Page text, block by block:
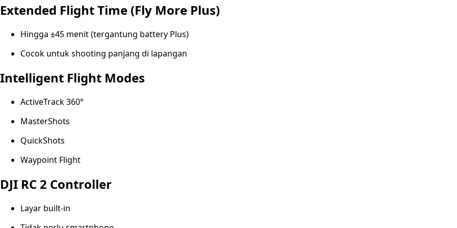
Extended Flight Time (Fly More Plus)
Hingga ±45 menit (tergantung battery Plus)
Cocok untuk shooting panjang di lapangan
Intelligent Flight Modes
ActiveTrack 360°
MasterShots
QuickShots
Waypoint Flight
DJI RC 2 Controller
Layar built-in